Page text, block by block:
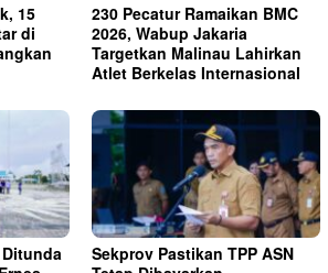
15
di
230 Pecatur Ramaikan BMC
2026, Wabup Jakaria
Targetkan Malinau Lahirkan
Atlet Berkelas Internasional
Sekprov Pastikan TPP ASN